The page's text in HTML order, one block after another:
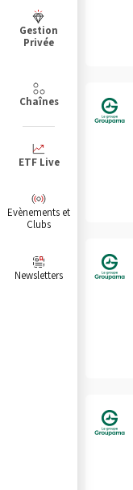
Gestion
Privée
Chaînes
ETF Live
Evènements et
Clubs
Newsletters